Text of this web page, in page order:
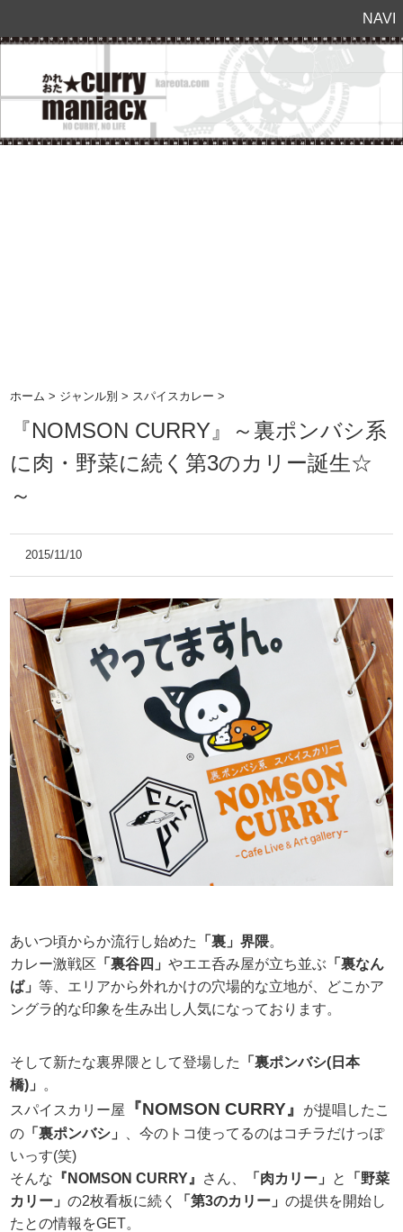
NAVI
ホーム > ジャンル別 > スパイスカレー >
『NOMSON CURRY』～裏ポンバシ系
に肉・野菜に続く第3のカリー誕生☆
～
2015/11/10
あいつ頃からか流行し始めた 「裏」界隈。
カレー激戦区 「裏谷四」やエエ呑み屋が立ち並ぶ 「裏なん
ば」等、エリアから外れかけの穴場的な立地が、どこかア
ングラ的な印象を生み出し人気になっております。
そして新たな裏界隈として登場した
「裏ポンバシ(日本
橋)」
。
スパイスカリー屋
『NOMSON CURRY』
が提唱したこ
の 「裏ポンバシ」
、今のトコ使ってるのはコチラだけっぽ
いっす(笑)
そんな 『NOMSON CURRY』 さん、 「肉カリー」 と
「野菜
カリー」の2枚看板に続く 「第3のカリー」の提供を開始し
たとの情報をGET。